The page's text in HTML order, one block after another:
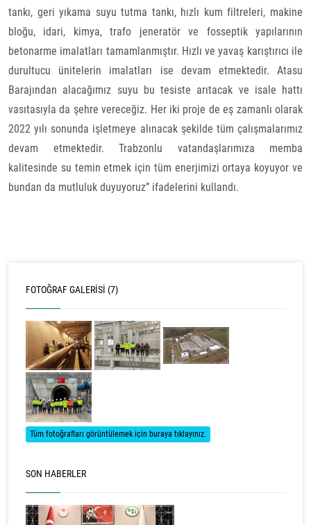
tankı, geri yıkama suyu tutma tankı, hızlı kum filtreleri, makine
bloğu, idari, kimya, trafo jeneratör ve fosseptik yapılarının
betonarme imalatları tamamlanmıştır. Hızlı ve yavaş karıştırıcı ile
durultucu ünitelerin imalatları ise devam etmektedir. Atasu
Barajından alacağımız suyu bu tesiste arıtacak ve isale hattı
vasıtasıyla da şehre vereceğiz. Her iki proje de eş zamanlı olarak
2022 yılı sonunda işletmeye alınacak şekilde tüm çalışmalarımız
devam etmektedir. Trabzonlu vatandaşlarımıza memba
kalitesinde su temin etmek için tüm enerjimizi ortaya koyuyor ve
bundan da mutluluk duyuyoruz” ifadelerini kullandı.
FOTOĞRAF GALERISI (7)
Tüm fotoğrafları görüntülemek için buraya tıklayınız.
SON HABERLER